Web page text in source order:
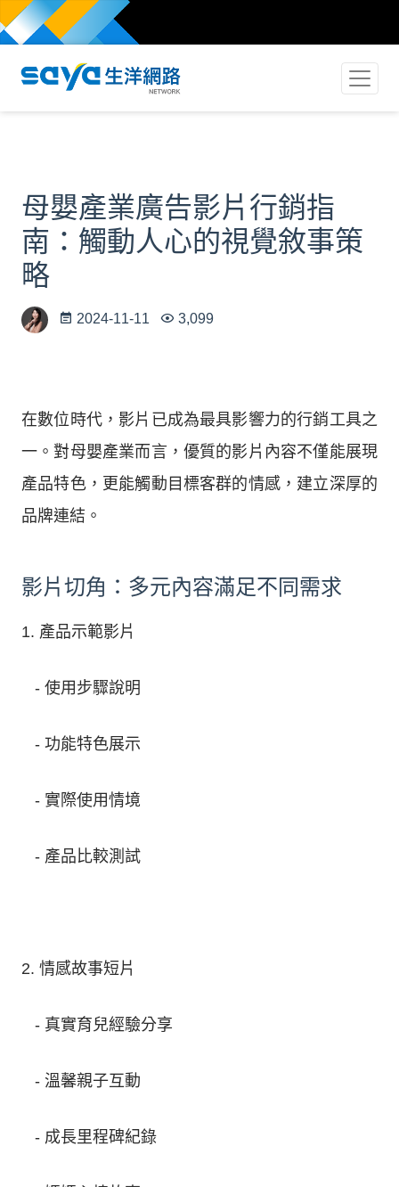
母嬰產業廣告影片行銷指
南：觸動人心的視覺敘事策
略
2024-11-11 3,099
在數位時代，影片已成為最具影響力的行銷工具之
一。對母嬰產業而言，優質的影片內容不僅能展現
產品特色，更能觸動目標客群的情感，建立深厚的
品牌連結。
影片切角：多元內容滿足不同需求
1. 產品示範影片
- 使用步驟說明
- 功能特色展示
- 實際使用情境
- 產品比較測試
2. 情感故事短片
- 真實育兒經驗分享
- 溫馨親子互動
- 成長里程碑紀錄